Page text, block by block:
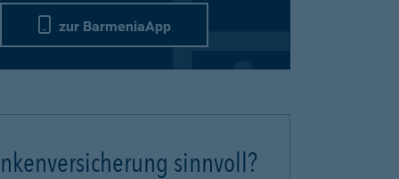
zur BarmeniaApp
sinnvoll?